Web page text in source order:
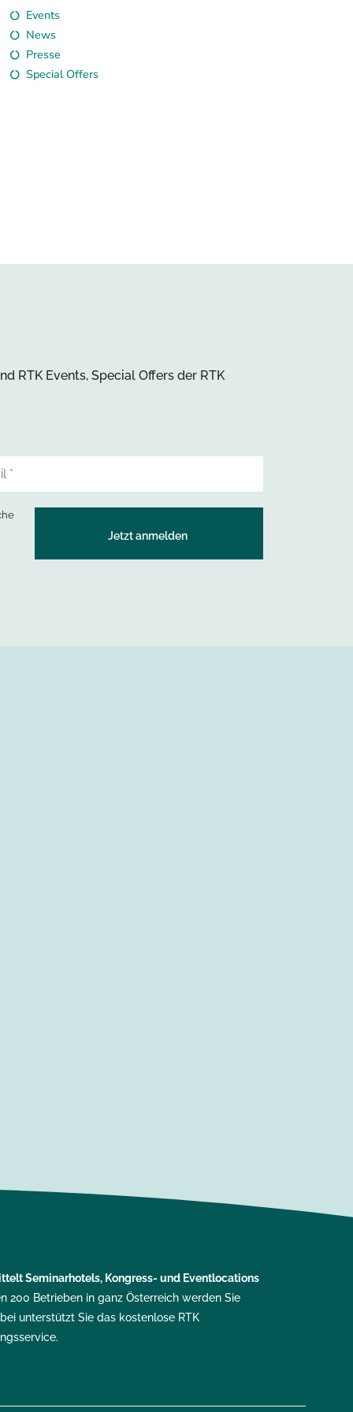
Events
News
Presse
Special Offers
RTK Events, Special Offers der RTK
Seminarhotels, Kongress- und Eventlocations
200 Betrieben in ganz Österreich werden Sie
unterstützt Sie das kostenlose RTK
.